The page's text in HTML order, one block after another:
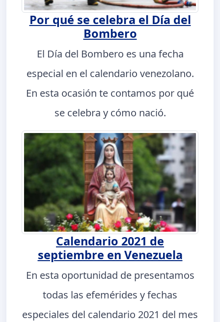
Por qué se celebra el Día del
Bombero
El Día del Bombero es una fecha
especial en el calendario venezolano.
En esta ocasión te contamos por qué
se celebra y cómo nació.
Calendario 2021 de
septiembre en Venezuela
En esta oportunidad de presentamos
todas las efemérides y fechas
especiales del calendario 2021 del mes